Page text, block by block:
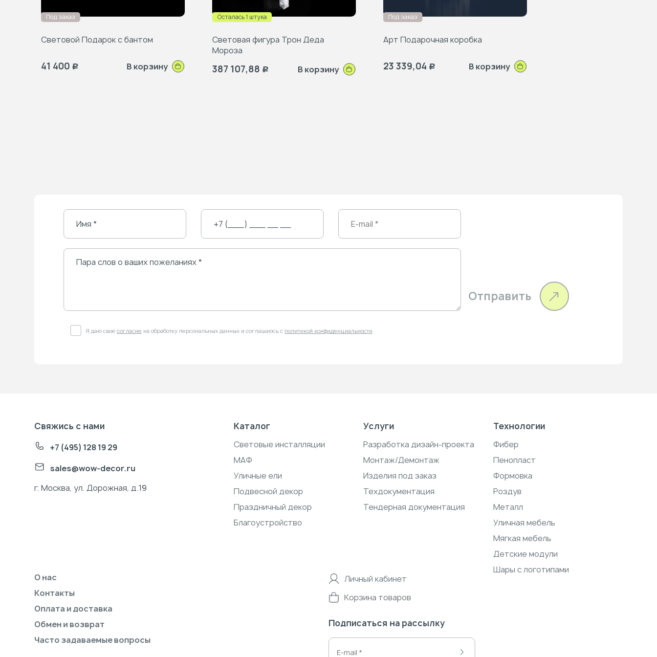
Под заказ
Световой Подарок с бантом
41 400 Р В корзину
Осталась 1 штука
Световая фигура Трон Деда
Мороза
387 107,88 Р В корзину
Под заказ
Арт Подарочная коробка
23 339,04 Р В корзину
Отправить
Я даю свое согласие на обработку персональных данных и соглашаюсь с политикой конфиденциальности
Свяжись с нами
+7 (495) 128 19 29
sales@wow-decor.ru
г. Москва, ул. Дорожная, д.19
Каталог
Световые инсталляции
МАФ
Уличные ели
Подвесной декор
Праздничный декор
Благоустройство
Услуги
Разработка дизайн-проекта
Монтаж/Демонтаж
Изделия под заказ
Техдокументация
Тендерная документация
Технологии
Фибер
Пенопласт
Формовка
Роздув
Металл
Уличная мебель
Мягкая мебель
Детские модули
Шары с логотипами
О нас
Контакты
Оплата и доставка
Обмен и возврат
Часто задаваемые вопросы
Личный кабинет
Корзина товаров
Подписаться на рассылку